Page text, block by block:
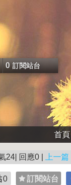
0 訂閱站台
首頁
24| 回應0 | 上一篇
0 訂閱站台